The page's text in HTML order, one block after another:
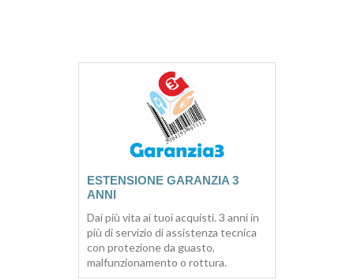
ESTENSIONE GARANZIA 3
ANNI
Dai più vita ai tuoi acquisti. 3 anni in
più di servizio di assistenza tecnica
con protezione da guasto,
malfunzionamento o rottura.